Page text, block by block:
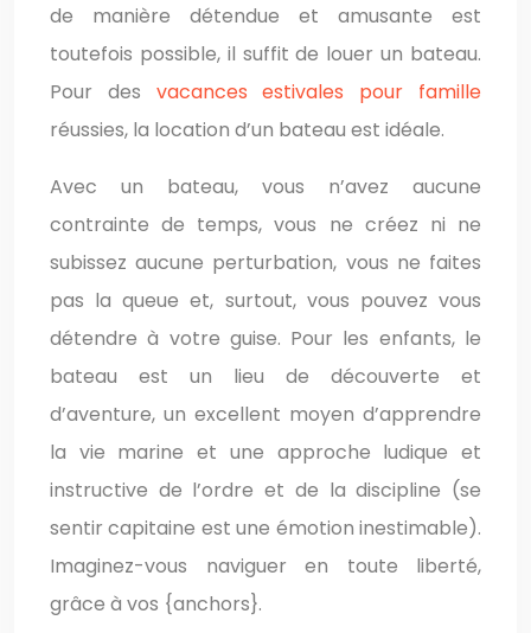
de manière détendue et amusante est
toutefois possible, il suffit de louer un bateau.
Pour des vacances estivales pour famille
réussies, la location d’un bateau est idéale.
Avec un bateau, vous n’avez aucune
contrainte de temps, vous ne créez ni ne
subissez aucune perturbation, vous ne faites
pas la queue et, surtout, vous pouvez vous
détendre à votre guise. Pour les enfants, le
bateau est un lieu de découverte et
d’aventure, un excellent moyen d’apprendre
la vie marine et une approche ludique et
instructive de l’ordre et de la discipline (se
sentir capitaine est une émotion inestimable).
Imaginez-vous naviguer en toute liberté,
grâce à vos {anchors}.